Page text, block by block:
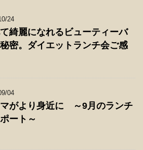
24
綺麗になれるビューティーバ
密。ダイエットランチ会ご感
04
がより身近に ～9月のランチ
ート～